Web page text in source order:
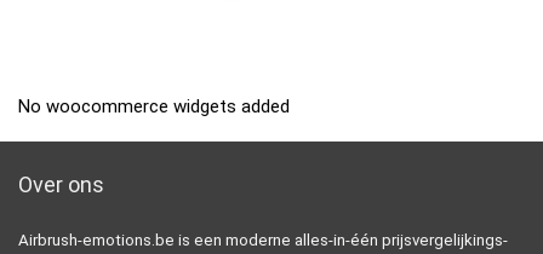
No woocommerce widgets added
Over ons
Airbrush-emotions.be is een moderne alles-in-één prijsvergelijkings-